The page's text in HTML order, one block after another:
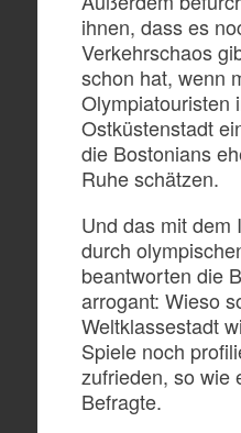
ihnen, dass es
Verkehrschaos
schon hat, wenn
Olympiatouristen
Ostküstenstadt
die Bostonians
Ruhe schätzen.
Und das mit dem
durch
beantworten die
arrogant: Wieso
Weltklassestadt
Spiele noch
zufrieden, so wie
Befragte.